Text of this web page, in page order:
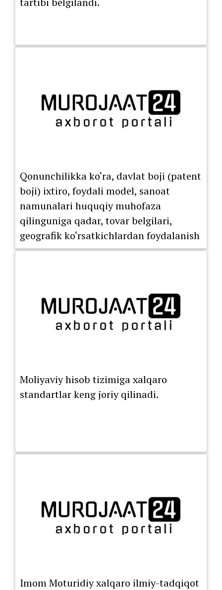
Qonunchilikka ko‘ra, davlat boji (patent
boji) ixtiro, foydali model, sanoat
namunalari huquqiy muhofaza
qilinguniga qadar, tovar belgilari,
geografik ko‘rsatkichlardan foydalanish
huquqini berish bo‘yicha litsenziya
Moliyaviy hisob tizimiga xalqaro
standartlar keng joriy qilinadi.
Imom Moturidiy xalqaro ilmiy-tadqiqot